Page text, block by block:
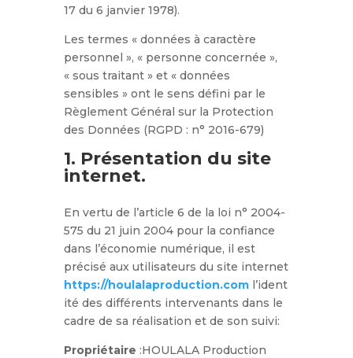
17 du 6 janvier 1978).
Les termes « données à caractère
personnel », « personne concernée »,
« sous traitant » et « données
sensibles » ont le sens défini par le
Règlement Général sur la Protection
des Données (RGPD : n° 2016-679)
1. Présentation du site
internet.
En vertu de l’article 6 de la loi n° 2004-
575 du 21 juin 2004 pour la confiance
dans l’économie numérique, il est
précisé aux utilisateurs du site internet
https://houlalaproduction.com l’ident
ité des différents intervenants dans le
cadre de sa réalisation et de son suivi:
Propriétaire :HOULALA Production